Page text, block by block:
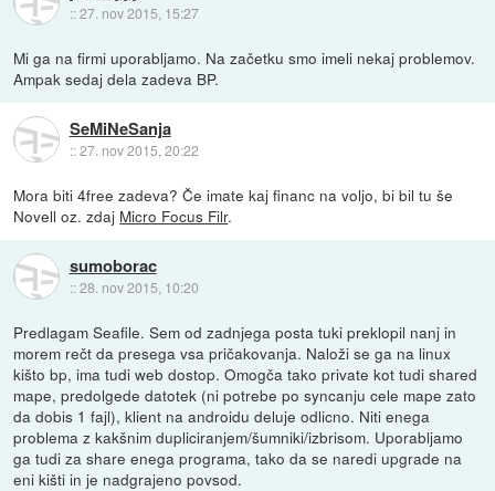
::27. nov 2015, 15:27
Mi ga na firmi uporabljamo. Na začetku smo imeli nekaj problemov.
Ampak sedaj dela zadeva BP.
SeMiNeSanja
::27. nov 2015, 20:22
Mora biti 4free zadeva? Če imate kaj financ na voljo, bi bil tu še
Novell oz. zdaj Micro Focus Filr.
sumoborac
::28. nov 2015, 10:20
Predlagam Seafile. Sem od zadnjega posta tuki preklopil nanj in
morem rečt da presega vsa pričakovanja. Naloži se ga na linux
kišto bp, ima tudi web dostop. Omogča tako private kot tudi shared
mape, predolgede datotek (ni potrebe po syncanju cele mape zato
da dobis 1 fajl), klient na androidu deluje odlicno. Niti enega
problema z kakšnim dupliciranjem/šumniki/izbrisom. Uporabljamo
ga tudi za share enega programa, tako da se naredi upgrade na
eni kišti in je nadgrajeno povsod.